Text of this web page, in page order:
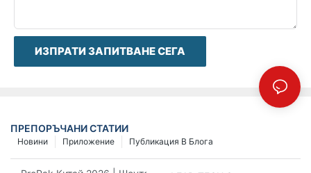
ИЗПРАТИ ЗАПИТВАНЕ СЕГА
ПРЕПОРЪЧАНИ СТАТИИ
Публикация В Блога
Приложение
Новини